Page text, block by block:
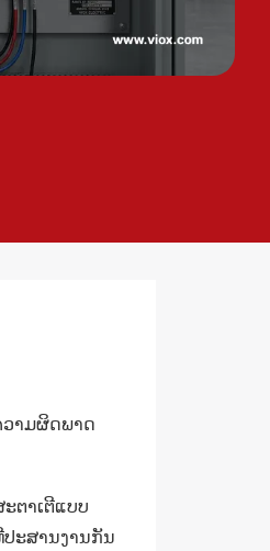
າມຜິດພາດ
ຕາເຕີແບບ
ະສານງານກັນ